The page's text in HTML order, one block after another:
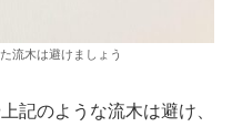
木は避けましょう
記のような流木は避け、